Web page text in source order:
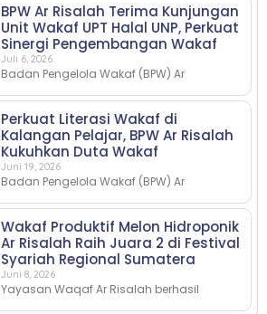
BPW Ar Risalah Terima Kunjungan
Unit Wakaf UPT Halal UNP, Perkuat
Sinergi Pengembangan Wakaf
Juli 6, 2026
Badan Pengelola Wakaf (BPW) Ar
Perkuat Literasi Wakaf di
Kalangan Pelajar, BPW Ar Risalah
Kukuhkan Duta Wakaf
Juni 19, 2026
Badan Pengelola Wakaf (BPW) Ar
Wakaf Produktif Melon Hidroponik
Ar Risalah Raih Juara 2 di Festival
Syariah Regional Sumatera
Juni 8, 2026
Yayasan Waqaf Ar Risalah berhasil